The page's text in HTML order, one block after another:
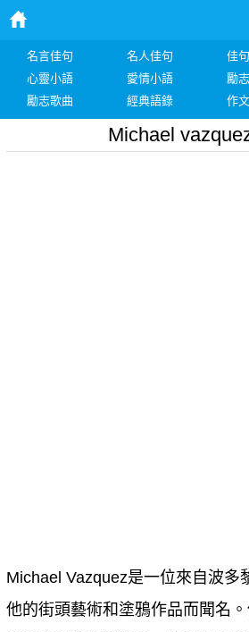
名言佳句 名人佳句 佳
心靈小語
愛情小語 勵
勵志歌曲
經典語錄 作
Michael
Michael Vazquez是一位來自波多
他的街頭藝術和塗鴉作品而聞名